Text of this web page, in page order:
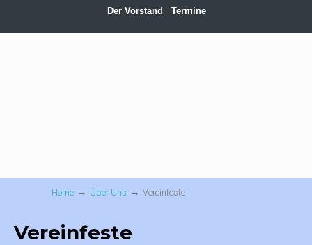
Der Vorstand Termine
Home → Über Uns → Vereinfeste
Vereinfeste